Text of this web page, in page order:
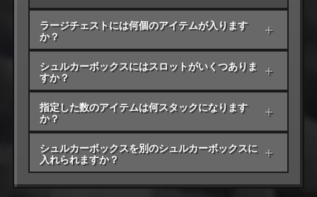
ラージチェストには何個のアイテムが入ります
か？ +
シュルカーボックスにはスロットがいくつありま
すか？ +
指定した数のアイテムは何スタックになります
か？ +
シュルカーボックスを別のシュルカーボックスに
入れられますか？ +